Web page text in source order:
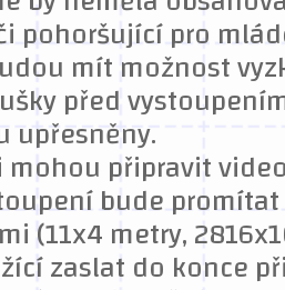
pohoršující pro
mít možnost
před
upřesněny.
mohou připravit
bude
(11x4 metry,
zaslat do konce